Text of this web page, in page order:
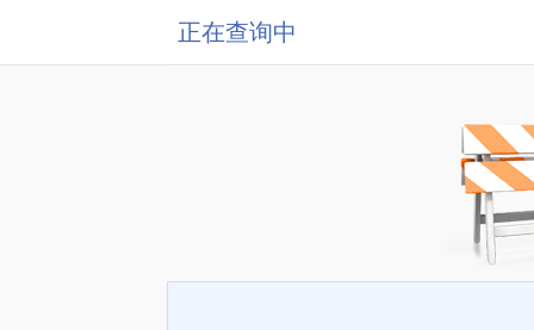
正在查询中